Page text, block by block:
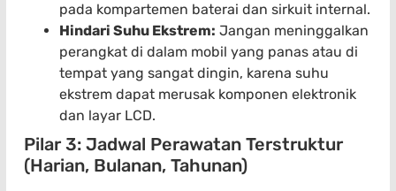
pada kompartemen baterai dan sirkuit internal.
Hindari Suhu Ekstrem: Jangan meninggalkan
perangkat di dalam mobil yang panas atau di
tempat yang sangat dingin, karena suhu
ekstrem dapat merusak komponen elektronik
dan layar LCD.
Pilar 3: Jadwal Perawatan Terstruktur
(Harian, Bulanan, Tahunan)